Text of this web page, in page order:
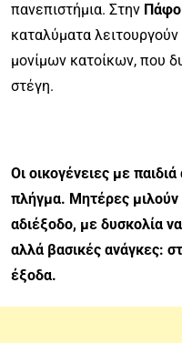
πανεπιστήμια. Στην Πάφο
καταλύματα
μονίμων κατοίκων, που
στέγη.
Οι οικογένειες με
πλήγμα. Μητέρες μιλούν
αδιέξοδο, με δυσκολία
αλλά βασικές ανάγκες:
έξοδα.